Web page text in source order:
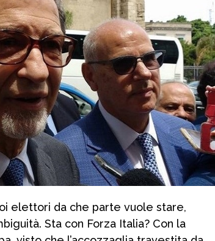
elettori da che parte vuole stare,
Sta con Forza Italia? Con la